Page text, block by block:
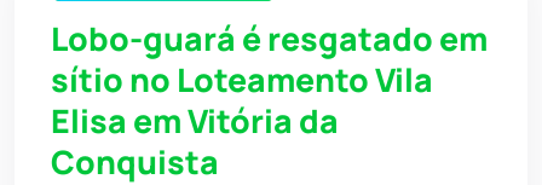
Lobo-guará é resgatado em
sítio no Loteamento Vila
Elisa em Vitória da
Conquista